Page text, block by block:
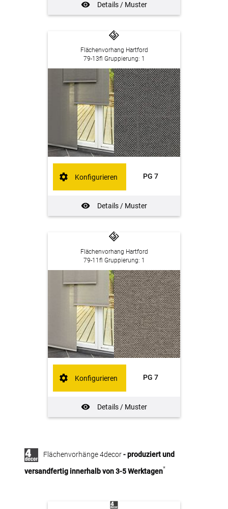
Details / Muster
Flächenvorhang Hartford
79-13fl Gruppierung: 1
PG 7
Details / Muster
Konfigurieren
Flächenvorhang Hartford
79-11fl Gruppierung: 1
PG 7
Details / Muster
Konfigurieren
Flächenvorhänge 4decor- produziert und
versandfertig innerhalb von 3-5 Werktagen*